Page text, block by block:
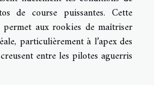
de course puissantes. Cette
aux rookies de maîtriser
particulièrement à l’apex des
entre les pilotes aguerris